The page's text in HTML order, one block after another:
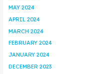
MAY 2024
APRIL 2024
MARCH 2024
FEBRUARY 2024
JANUARY 2024
DECEMBER 2023